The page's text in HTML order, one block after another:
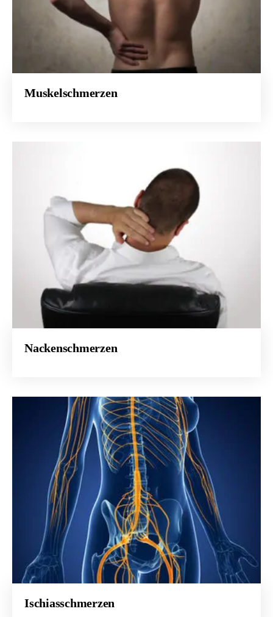
Muskelschmerzen
Nackenschmerzen
Ischiasschmerzen